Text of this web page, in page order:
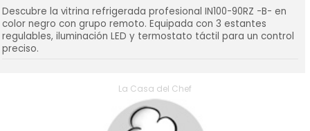
Descubre la vitrina refrigerada profesional IN100-90RZ -B- en
color negro con grupo remoto. Equipada con 3 estantes
regulables, iluminación LED y termostato táctil para un control
preciso.
La Casa del Chef